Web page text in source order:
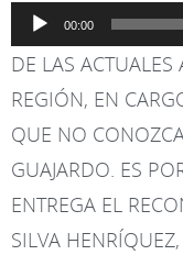
Reproductor
de
audio
00:00
DE LAS
REGIÓN, EN
QUE NO
GUAJARDO. ES
ENTREGA EL
SILVA